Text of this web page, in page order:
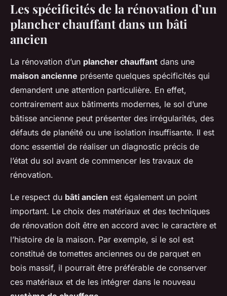
Les spécificités de la rénovation d’un
plancher chauffant dans un bâti
ancien
La rénovation d’un plancher chauffant dans une
maison ancienne présente quelques spécificités qui
demandent une attention particulière. En effet,
contrairement aux bâtiments modernes, le sol d’une
bâtisse ancienne peut présenter des irrégularités, des
défauts de planéité ou une isolation insuffisante. Il est
donc essentiel de réaliser un diagnostic précis de
l’état du sol avant de commencer les travaux de
rénovation.
Le respect du bâti ancien est également un point
important. Le choix des matériaux et des techniques
de rénovation doit être en accord avec le caractère et
l’histoire de la maison. Par exemple, si le sol est
constitué de tomettes anciennes ou de parquet en
bois massif, il pourrait être préférable de conserver
ces matériaux et de les intégrer dans le nouveau